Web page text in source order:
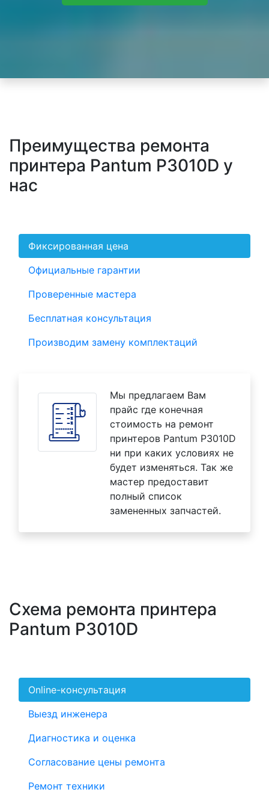
Преимущества ремонта
принтера Pantum P3010D у
нас
Фиксированная цена
Официальные гарантии
Проверенные мастера
Бесплатная консультация
Производим замену комплектаций
Мы предлагаем Вам
прайс где конечная
стоимость на ремонт
принтеров Pantum P3010D
ни при каких условиях не
будет изменяться. Так же
мастер предоставит
полный список
замененных запчастей.
Схема ремонта принтера
Pantum P3010D
Online-консультация
Выезд инженера
Диагностика и оценка
Согласование цены ремонта
Ремонт техники